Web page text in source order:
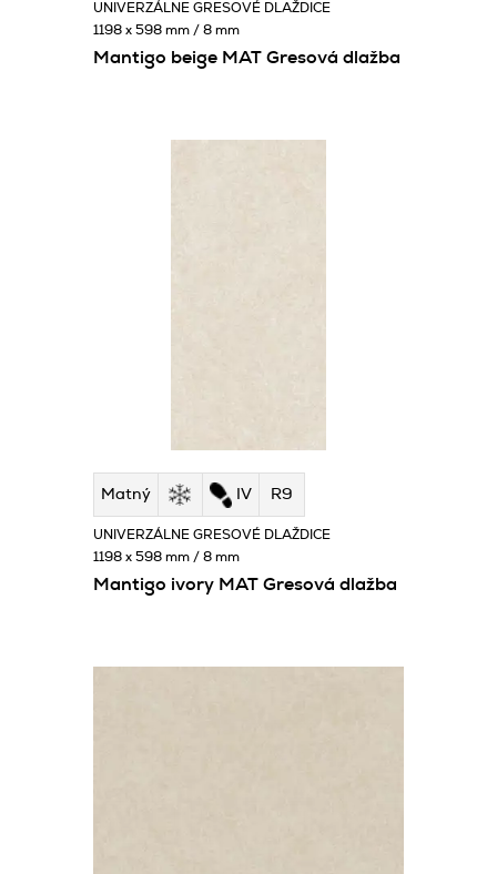
Mantigo beige MAT Gresová dlažba
UNIVERZÁLNE GRESOVÉ DLAŽDICE
1198 x 598 mm / 8 mm
Matný IV R9
Mantigo ivory MAT Gresová dlažba
UNIVERZÁLNE GRESOVÉ DLAŽDICE
1198 x 598 mm / 8 mm